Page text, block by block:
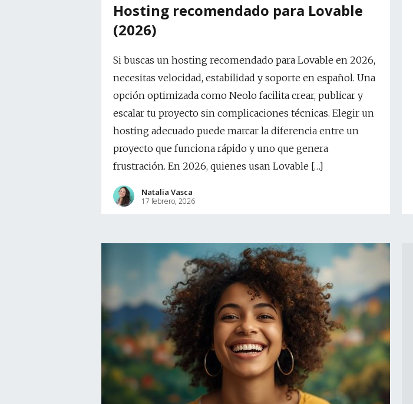
Hosting recomendado para Lovable
(2026)
Si buscas un hosting recomendado para Lovable en 2026,
necesitas velocidad, estabilidad y soporte en español. Una
opción optimizada como Neolo facilita crear, publicar y
escalar tu proyecto sin complicaciones técnicas. Elegir un
hosting adecuado puede marcar la diferencia entre un
proyecto que funciona rápido y uno que genera
frustración. En 2026, quienes usan Lovable […]
Natalia Vasca
17 febrero, 2026